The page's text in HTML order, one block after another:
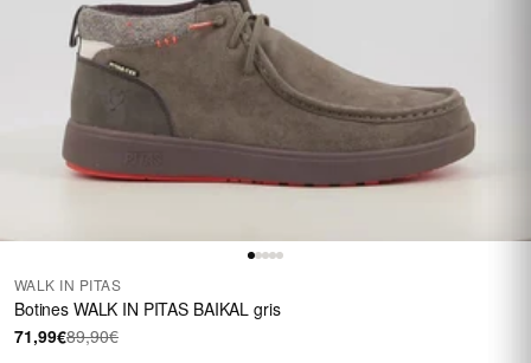
WALK IN PITAS
Botines WALK IN PITAS BAIKAL gris
71,99€89,90€